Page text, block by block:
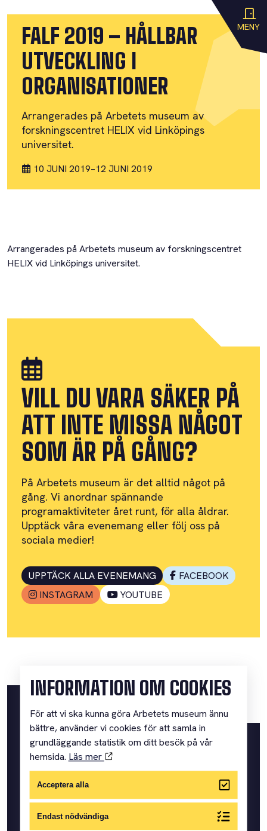
MENY
FALF 2019 – HÅLLBAR
UTVECKLING I
ORGANISATIONER
Arrangerades på Arbetets museum av
forskningscentret HELIX vid Linköpings
universitet.
10 JUNI 2019–12 JUNI 2019
Arrangerades på Arbetets museum av forskningscentret
HELIX vid Linköpings universitet.
VILL DU VARA SÄKER PÅ
ATT INTE MISSA NÅGOT
SOM ÄR PÅ GÅNG?
På Arbetets museum är det alltid något på
gång. Vi anordnar spännande
programaktiviteter året runt, för alla åldrar.
Upptäck våra evenemang eller följ oss på
sociala medier!
UPPTÄCK ALLA EVENEMANG
FACEBOOK
INSTAGRAM
YOUTUBE
Om människor i ord och bild
ARBETETS MUSEUM
INFORMATION OM COOKIES
För att vi ska kunna göra Arbetets museum ännu
bättre, använder vi cookies för att samla in
grundläggande statistik om ditt besök på vår
hemsida. Läs mer
Acceptera alla
Endast nödvändiga